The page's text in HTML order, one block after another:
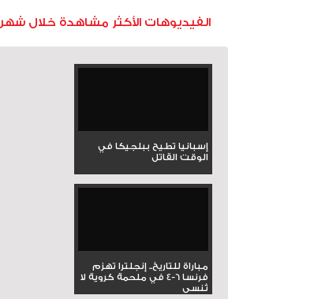
الفيديوهات الأكثر مشاهدة خلال شهر
إسبانيا تطيح ببلجيكا في
الوقت القاتل
مباراة للتاريخ.. إنجلترا تهزم
فرنسا 6-4 في ملحمة كروية لا
تُنسى